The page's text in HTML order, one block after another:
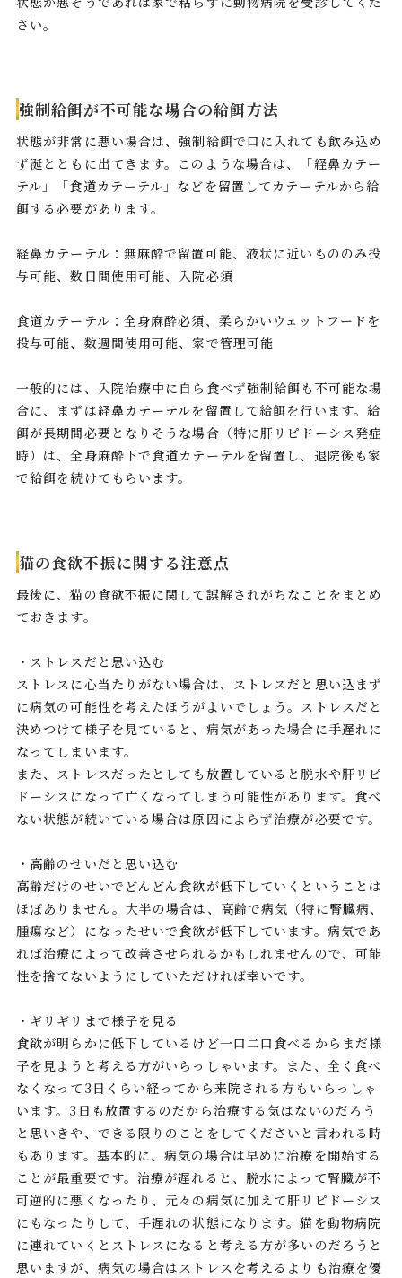
さい。
強制給餌が不可能な場合の給餌方法
状態が非常に悪い場合は、強制給餌で口に入れても飲み込め
ず涎とともに出てきます。このような場合は、「経鼻カテー
テル」「食道カテーテル」などを留置してカテーテルから給
餌する必要があります。
経鼻カテーテル：無麻酔で留置可能、液状に近いもののみ投
与可能、数日間使用可能、入院必須
食道カテーテル：全身麻酔必須、柔らかいウェットフードを
投与可能、数週間使用可能、家で管理可能
一般的には、入院治療中に自ら食べず強制給餌も不可能な場
合に、まずは経鼻カテーテルを留置して給餌を行います。給
餌が長期間必要となりそうな場合（特に肝リピドーシス発症
時）は、全身麻酔下で食道カテーテルを留置し、退院後も家
で給餌を続けてもらいます。
猫の食欲不振に関する注意点
最後に、猫の食欲不振に関して誤解されがちなことをまとめ
ておきます。
・ストレスだと思い込む
ストレスに心当たりがない場合は、ストレスだと思い込まず
に病気の可能性を考えたほうがよいでしょう。ストレスだと
決めつけて様子を見ていると、病気があった場合に手遅れに
なってしまいます。
また、ストレスだったとしても放置していると脱水や肝リピ
ドーシスになって亡くなってしまう可能性があります。食べ
ない状態が続いている場合は原因によらず治療が必要です。
・高齢のせいだと思い込む
高齢だけのせいでどんどん食欲が低下していくということは
ほぼありません。大半の場合は、高齢で病気（特に腎臓病、
腫瘍など）になったせいで食欲が低下しています。病気であ
れば治療によって改善させられるかもしれませんので、可能
性を捨てないようにしていただければ幸いです。
・ギリギリまで様子を見る
食欲が明らかに低下しているけど一口二口食べるからまだ様
子を見ようと考える方がいらっしゃいます。また、全く食べ
なくなって3日くらい経ってから来院される方もいらっしゃ
います。3日も放置するのだから治療する気はないのだろう
と思いきや、できる限りのことをしてくださいと言われる時
もあります。基本的に、病気の場合は早めに治療を開始する
ことが最重要です。治療が遅れると、脱水によって腎臓が不
可逆的に悪くなったり、元々の病気に加えて肝リピドーシス
にもなったりして、手遅れの状態になります。猫を動物病院
に連れていくとストレスになると考える方が多いのだろうと
思いますが、病気の場合はストレスを考えるよりも治療を優